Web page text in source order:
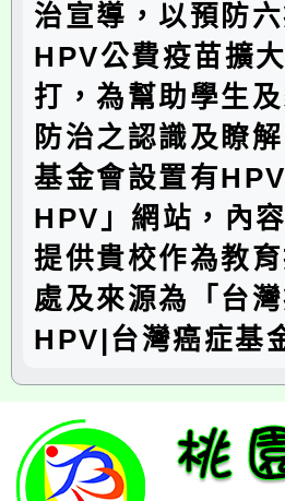
治宣導，以預防
HPV公費疫苗擴
打，為幫助學生
防治之認識及瞭
基金會設置有
HPV」網站，內
提供貴校作為教
處及來源為「台
HPV|台灣癌症基